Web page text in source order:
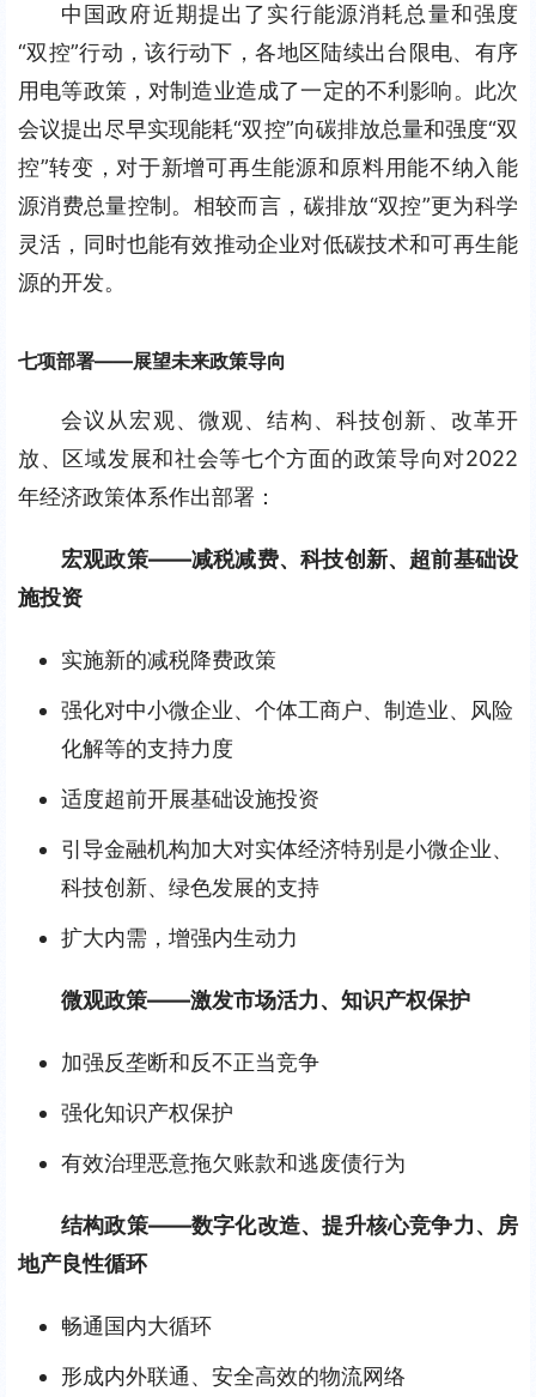
中国政府近期提出了实行能源消耗总量和强度
“双控”行动，该行动下，各地区陆续出台限电、有序
用电等政策，对制造业造成了一定的不利影响。此次
会议提出尽早实现能耗“双控”向碳排放总量和强度“双
控”转变，对于新增可再生能源和原料用能不纳入能
源消费总量控制。相较而言，碳排放“双控”更为科学
灵活，同时也能有效推动企业对低碳技术和可再生能
源的开发。
七项部署——展望未来政策导向
会议从宏观、微观、结构、科技创新、改革开
放、区域发展和社会等七个方面的政策导向对2022
年经济政策体系作出部署：
宏观政策——减税减费、科技创新、超前基础设
施投资
实施新的减税降费政策
强化对中小微企业、个体工商户、制造业、风险
化解等的支持力度
适度超前开展基础设施投资
引导金融机构加大对实体经济特别是小微企业、
科技创新、绿色发展的支持
扩大内需，增强内生动力
微观政策——激发市场活力、知识产权保护
加强反垄断和反不正当竞争
强化知识产权保护
有效治理恶意拖欠账款和逃废债行为
结构政策——数字化改造、提升核心竞争力、房
地产良性循环
畅通国内大循环
形成内外联通、安全高效的物流网络